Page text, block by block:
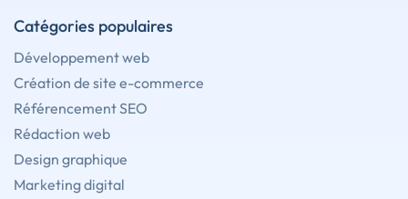
Catégories populaires
Développement web
Création de site e-commerce
Référencement SEO
Rédaction web
Design graphique
Marketing digital